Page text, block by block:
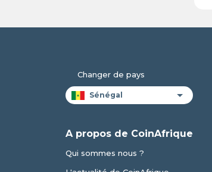
Changer de pays
A propos de CoinAfrique
Qui sommes nous ?